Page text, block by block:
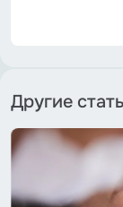
Другие